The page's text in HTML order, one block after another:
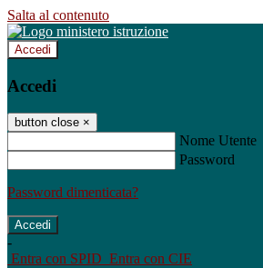
Salta al contenuto
Accedi
Accedi
button close ×
Nome Utente
Password
Password dimenticata?
-
Entra con SPID Entra con CIE